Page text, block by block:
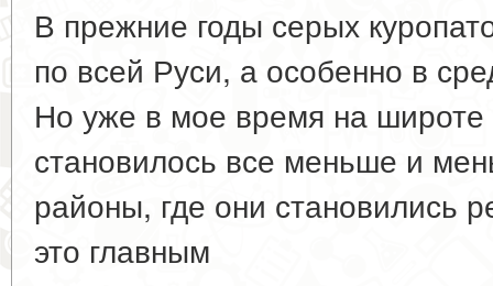
В прежние годы серых
по всей Руси, а особенно в
Но уже в мое время на широте
становилось все меньше и
районы, где они становились
это главным